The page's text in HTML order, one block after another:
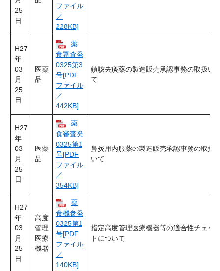
25
日
ファイル
／
228KB]
H27
年
03
月
25
日
医薬
品
薬
食審査発
0325第3
号[PDF
ファイル
／
442KB]
鎮咳去痰薬の製造販売承認事務の取扱い
て
H27
年
03
月
25
日
医薬
品
薬
食審査発
0325第1
号[PDF
ファイル
／
354KB]
鼻炎用内服薬の製造販売承認事務の取扱
いて
H27
年
03
月
25
日
高度
管理
医療
機器
薬
食機参発
0325第1
号[PDF
ファイル
／
140KB]
指定高度管理医療機器等の適合性チェッ
トについて